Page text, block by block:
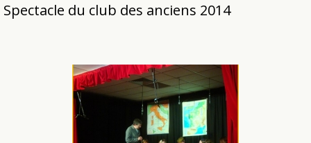
Spectacle du club des anciens 2014